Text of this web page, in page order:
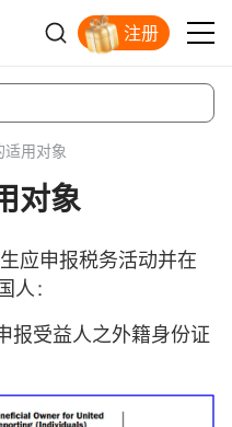
注册
适用对象
对象
应申报税务活动并在
：
报受益人之外籍身份证